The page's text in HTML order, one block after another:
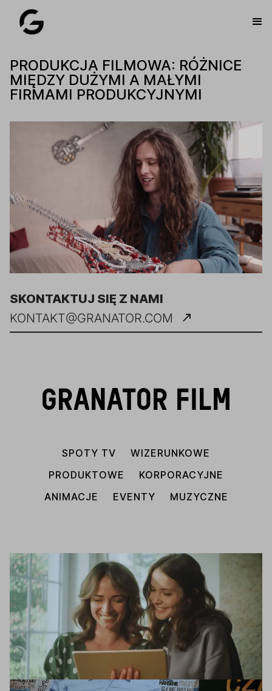
PRODUKCJA FILMOWA: RÓŻNICE
MIĘDZY DUŻYMI A MAŁYMI
FIRMAMI PRODUKCYJNYMI
SKONTAKTUJ SIĘ Z NAMI
KONTAKT@GRANATOR.COM
GRANATOR FILM
SPOTY TV
WIZERUNKOWE
PRODUKTOWE
KORPORACYJNE
ANIMACJE
EVENTY MUZYCZNE